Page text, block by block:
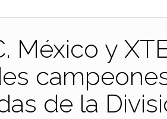
México y
de la